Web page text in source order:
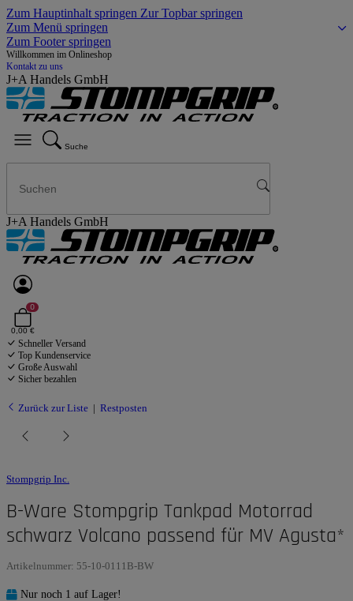
Zum Hauptinhalt springen Zur Topbar springen
Zum Menü springen
Zum Footer springen
Willkommen im Onlineshop
Kontakt zu uns
J+A Handels GmbH
Suche
J+A Handels GmbH
0
0,00 €
Schneller Versand
Top Kundenservice
Große Auswahl
Sicher bezahlen
Zurück zur Liste Restposten
Stompgrip Inc.
B-Ware Stompgrip Tankpad Motorrad
schwarz Volcano passend für MV Agusta*
Artikelnummer: 55-10-0111B-BW
Nur noch 1 auf Lager!